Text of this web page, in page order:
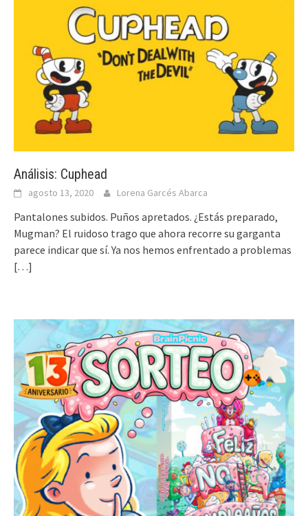
Análisis: Cuphead
agosto 13, 2020 Lorena Garcés Abarca
Pantalones subidos. Puños apretados. ¿Estás preparado,
Mugman? El ruidoso trago que ahora recorre su garganta
parece indicar que sí. Ya nos hemos enfrentado a problemas
[…]